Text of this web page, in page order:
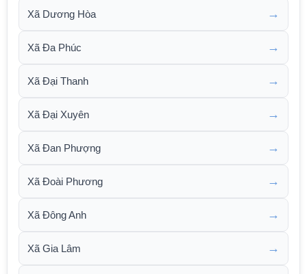
Xã Dương Hòa →
Xã Đa Phúc →
Xã Đại Thanh →
Xã Đại Xuyên →
Xã Đan Phượng →
Xã Đoài Phương →
Xã Đông Anh →
Xã Gia Lâm →